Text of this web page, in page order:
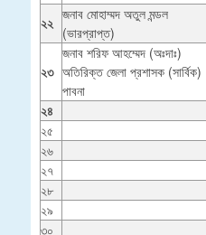
২২ জনাব মোহাম্মদ অতুল মন্ডল
(ভারপ্রাপ্ত)
২৩
জনাব শরিফ আহম্মেদ (অঃদাঃ)
অতিরিক্ত জেলা প্রশাসক (সার্বিক)
পাবনা
২৪
২৫
২৬
২৭
২৮
২৯
৩০